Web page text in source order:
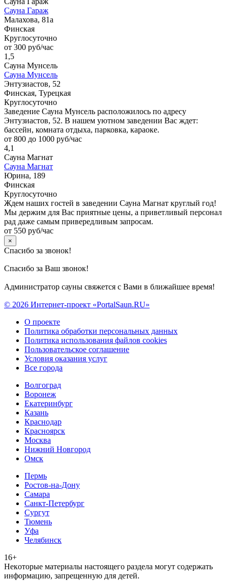
Сауна Гараж
Малахова, 81а
Финская
Круглосуточно
от 300 руб/час
1,5
Сауна Мунсель
Сауна Мунсель
Энтузиастов, 52
Финская, Турецкая
Круглосуточно
Заведение Сауна Мунсель расположилось по адресу
Энтузиастов, 52. В нашем уютном заведении Вас ждет:
бассейн, комната отдыха, парковка, караоке.
от 800 до 1000 руб/час
4,1
Сауна Магнат
Сауна Магнат
Юрина, 189
Финская
Круглосуточно
Ждем наших гостей в заведении Сауна Магнат круглый год!
Мы держим для Вас приятные цены, а приветливый персонал
рад даже самым привередливым запросам.
от 550 руб/час
×
Спасибо за звонок!
Спасибо за Ваш звонок!
Администратор сауны свяжется с Вами в ближайшее время!
© 2026 Интернет-проект «PortalSaun.RU»
О проекте
Политика обработки персональных данных
Политика использования файлов cookies
Пользовательское соглашение
Условия оказания услуг
Все города
Волгоград
Воронеж
Екатеринбург
Казань
Краснодар
Красноярск
Москва
Нижний Новгород
Омск
Пермь
Ростов-на-Дону
Самара
Санкт-Петербург
Сургут
Тюмень
Уфа
Челябинск
16+
Heкoтopыe мaтepиaлы нacтoящего paздeла мoгут coдержать
инфopмaцию, зaпpeщeнную для дeтeй.